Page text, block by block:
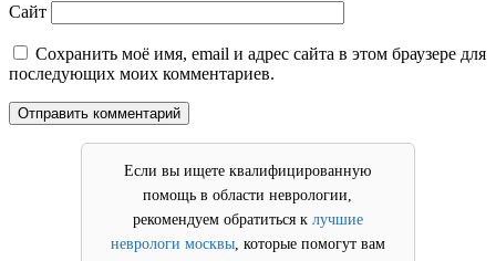
Сайт
Сохранить моё имя, email и адрес сайта в этом браузере для
последующих моих комментариев.
Если вы ищете квалифицированную
помощь в области неврологии,
рекомендуем обратиться к лучшие
неврологи москвы, которые помогут вам